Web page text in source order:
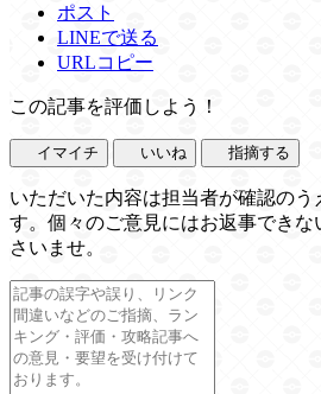
ポスト
LINEで送る
URLコピー
この記事を評価しよう！
イマイチ いいね 指摘する
いただいた内容は担当者が確認のう
す。個々のご意見にはお返事でき
さいませ。